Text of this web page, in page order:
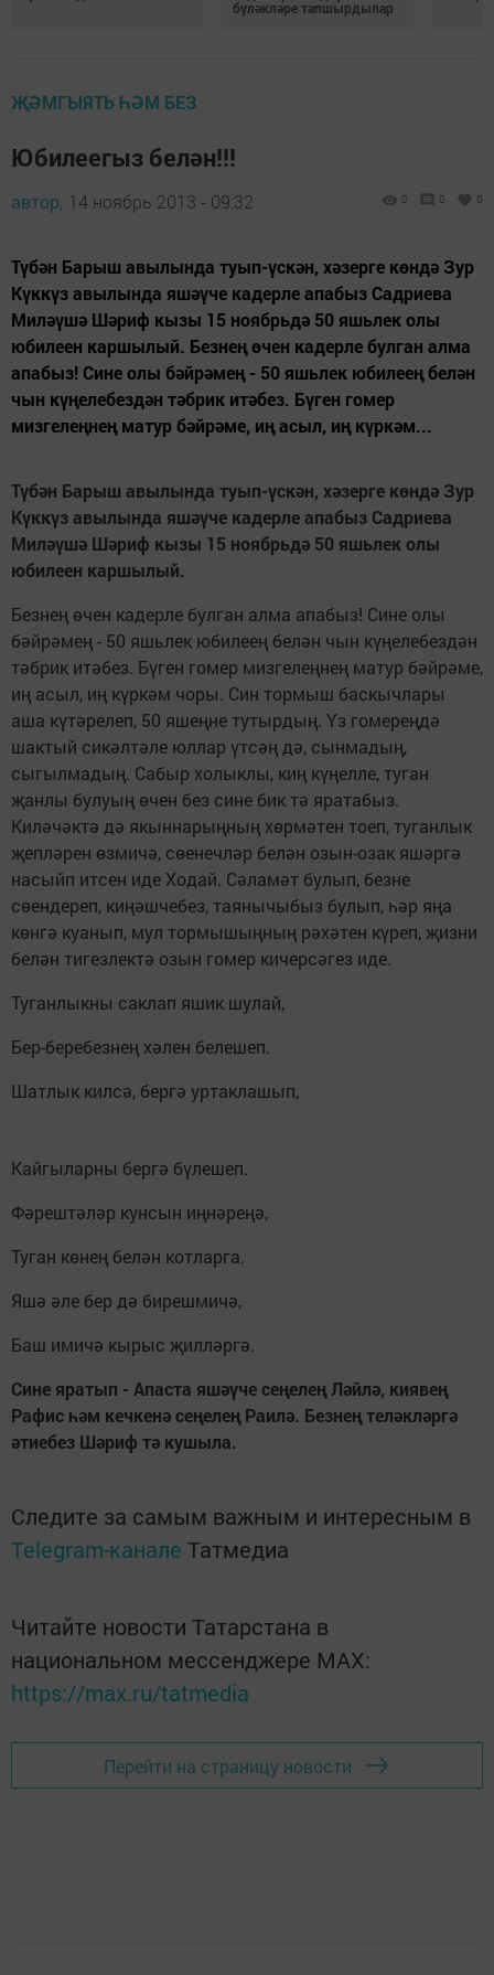
бүләкләре тапшырдылар
ҖӘМГЫЯТЬ ҺӘМ БЕЗ
Юбилеегыз белән!!!
автор, 14 ноябрь 2013 - 09:32 0 0 0
Түбән Барыш авылында туып-үскән, хәзерге көндә Зур
Күккүз авылында яшәүче кадерле апабыз Садриева
Миләүшә Шәриф кызы 15 ноябрьдә 50 яшьлек олы
юбилеен каршылый. Безнең өчен кадерле булган алма
апабыз! Сине олы бәйрәмең - 50 яшьлек юбилеең белән
чын күңелебездән тәбрик итәбез. Бүген гомер
мизгелеңнең матур бәйрәме, иң асыл, иң күркәм...
Түбән Барыш авылында туып-үскән, хәзерге көндә Зур
Күккүз авылында яшәүче кадерле апабыз Садриева
Миләүшә Шәриф кызы 15 ноябрьдә 50 яшьлек олы
юбилеен каршылый.
Безнең өчен кадерле булган алма апабыз! Сине олы
бәйрәмең - 50 яшьлек юбилеең белән чын күңелебездән
тәбрик итәбез. Бүген гомер мизгелеңнең матур бәйрәме,
иң асыл, иң күркәм чоры. Син тормыш баскычлары
аша күтәрелеп, 50 яшеңне тутырдың. Үз гомереңдә
шактый сикәлтәле юллар үтсәң дә, сынмадың,
сыгылмадың. Сабыр холыклы, киң күңелле, туган
җанлы булуың өчен без сине бик тә яратабыз.
Киләчәктә дә якыннарыңның хөрмәтен тоеп, туганлык
җепләрен өзмичә, сөенечләр белән озын-озак яшәргә
насыйп итсен иде Ходай. Сәламәт булып, безне
сөендереп, киңәшчебез, таянычыбыз булып, һәр яңа
көнгә куанып, мул тормышыңның рәхәтен күреп, җизни
белән тигезлектә озын гомер кичерсәгез иде.
Туганлыкны саклап яшик шулай,
Бер-беребезнең хәлен белешеп.
Шатлык килсә, бергә уртаклашып,
Кайгыларны бергә бүлешеп.
Фәрештәләр кунсын иңнәреңә,
Туган көнең белән котларга.
Яшә әле бер дә бирешмичә,
Баш имичә кырыс җилләргә.
Сине яратып - Апаста яшәүче сеңелең Ләйлә, киявең
Рафис һәм кечкенә сеңелең Раилә. Безнең теләкләргә
әтиебез Шәриф тә кушыла.
Следите за самым важным и интересным в
Telegram-канале Татмедиа
Читайте новости Татарстана в
национальном мессенджере MАХ:
https://max.ru/tatmedia
Перейти на страницу новости